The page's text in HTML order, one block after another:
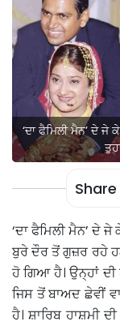
‘ਦਾ ਫੈਮਿਲੀ ਮੈਨ’ ਦੇ
‘ਦਾ ਫੈਮਿਲੀ ਮੈਨ’ ਦੇ
ਬੁਰੇ ਦੌਰ ਤੋਂ ਗੁਜ਼ਰ ਰਹੇ
ਹੋ ਗਿਆ ਹੈ। ਉਨ੍ਹਾਂ ਦੀ
ਜਿਸ ਤੋਂ ਬਾਅਦ ਛੇਵੀਂ
ਹੈ। ਸ਼ਾਰਿਬ ਹਾਸ਼ਮੀ